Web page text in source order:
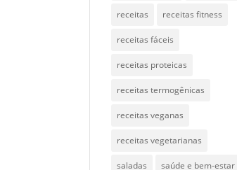
receitas receitas fitness
receitas fáceis
receitas proteicas
receitas termogênicas
receitas veganas
receitas vegetarianas
saladas saúde e bem-estar